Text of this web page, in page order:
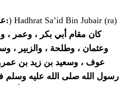
:) Hadhrat Sa’id Bin Jubair (ra)
كان مقام أبي بكر ، وعمر ،
وعثمان ، وطلحة ، والزبير ،
عوف ، وسعيد بن زيد بن عمرو
رسول الله صلى الله عليه وسلم